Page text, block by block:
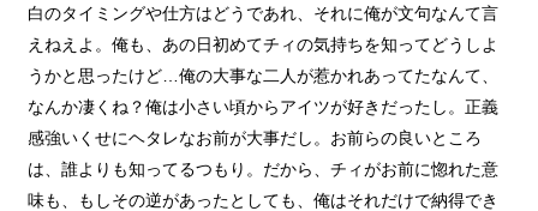
白のタイミングや仕方はどうであれ、それに俺が文句なんて言
えねえよ。俺も、あの日初めてチィの気持ちを知ってどうしよ
うかと思ったけど…俺の大事な二人が惹かれあってたなんて、
なんか凄くね？俺は小さい頃からアイツが好きだったし。正義
感強いくせにヘタレなお前が大事だし。お前らの良いところ
は、誰よりも知ってるつもり。だから、チィがお前に惚れた意
味も、もしその逆があったとしても、俺はそれだけで納得でき